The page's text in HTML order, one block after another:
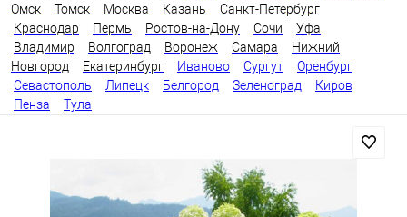
Омск
Томск Москва Казань
Санкт-Петербург
Краснодар
Пермь Ростов-на-Дону Сочи
Уфа
Владимир
Волгоград Воронеж Самара
Нижний
Новгород
Екатеринбург Иваново Сургут
Оренбург
Севастополь
Липецк Белгород Зеленоград
Киров
Пенза
Тула